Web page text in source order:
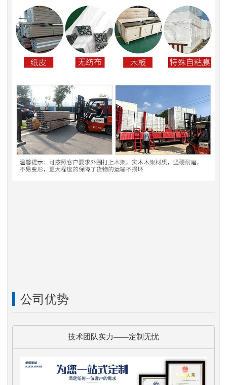
公司优势
技术团队实力——定制无忧